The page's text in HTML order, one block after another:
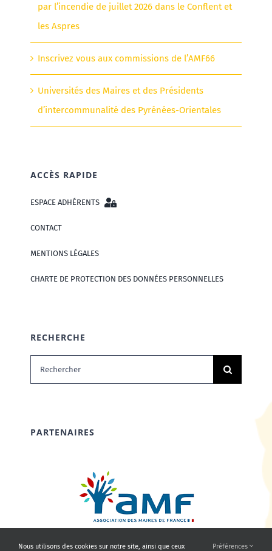
par l’incendie de juillet 2026 dans le Conflent et
les Aspres
Inscrivez vous aux commissions de l’AMF66
Universités des Maires et des Présidents
d’intercommunalité des Pyrénées-Orientales
ACCÈS RAPIDE
ESPACE ADHÉRENTS
CONTACT
MENTIONS LÉGALES
CHARTE DE PROTECTION DES DONNÉES PERSONNELLES
RECHERCHE
Rechercher:
PARTENAIRES
Nous utilisons des cookies sur notre site, ainsi que ceux Préférences